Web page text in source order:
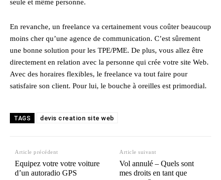
seule et même personne.
En revanche, un freelance va certainement vous coûter beaucoup
moins cher qu’une agence de communication. C’est sûrement
une bonne solution pour les TPE/PME. De plus, vous allez être
directement en relation avec la personne qui crée votre site Web.
Avec des horaires flexibles, le freelance va tout faire pour
satisfaire son client. Pour lui, le bouche à oreilles est primordial.
TAGS devis creation site web
Article précédent
Equipez votre votre voiture
d’un autoradio GPS
Article suivant
Vol annulé – Quels sont
mes droits en tant que